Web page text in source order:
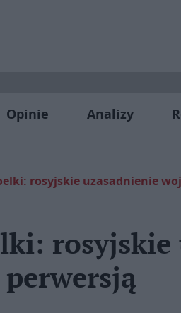
Opinie Analizy
rosyjskie uzasadnienie
rosyjskie